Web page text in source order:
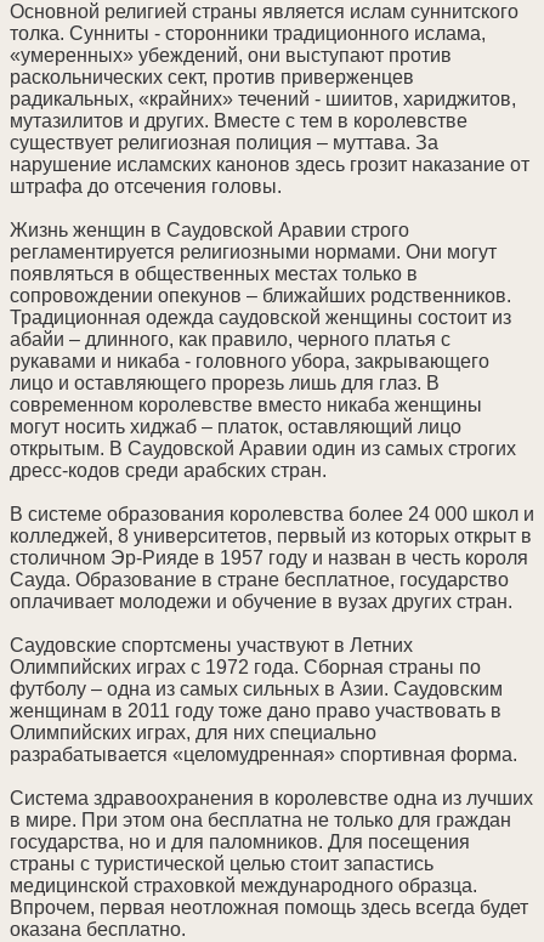
Основной религией страны является ислам суннитского
толка. Сунниты - сторонники традиционного ислама,
«умеренных» убеждений, они выступают против
раскольнических сект, против приверженцев
радикальных, «крайних» течений - шиитов, хариджитов,
мутазилитов и других. Вместе с тем в королевстве
существует религиозная полиция – муттава. За
нарушение исламских канонов здесь грозит наказание от
штрафа до отсечения головы.
Жизнь женщин в Саудовской Аравии строго
регламентируется религиозными нормами. Они могут
появляться в общественных местах только в
сопровождении опекунов – ближайших родственников.
Традиционная одежда саудовской женщины состоит из
абайи – длинного, как правило, черного платья с
рукавами и никаба - головного убора, закрывающего
лицо и оставляющего прорезь лишь для глаз. В
современном королевстве вместо никаба женщины
могут носить хиджаб – платок, оставляющий лицо
открытым. В Саудовской Аравии один из самых строгих
дресс-кодов среди арабских стран.
В системе образования королевства более 24 000 школ и
колледжей, 8 университетов, первый из которых открыт в
столичном Эр-Рияде в 1957 году и назван в честь короля
Сауда. Образование в стране бесплатное, государство
оплачивает молодежи и обучение в вузах других стран.
Саудовские спортсмены участвуют в Летних
Олимпийских играх с 1972 года. Сборная страны по
футболу – одна из самых сильных в Азии. Саудовским
женщинам в 2011 году тоже дано право участвовать в
Олимпийских играх, для них специально
разрабатывается «целомудренная» спортивная форма.
Система здравоохранения в королевстве одна из лучших
в мире. При этом она бесплатна не только для граждан
государства, но и для паломников. Для посещения
страны с туристической целью стоит запастись
медицинской страховкой международного образца.
Впрочем, первая неотложная помощь здесь всегда будет
оказана бесплатно.